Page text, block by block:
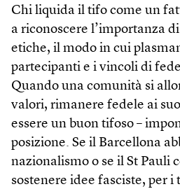
Chi liquida il tifo come un
a riconoscere l’importanza
etiche, il modo in cui
partecipanti e i vincoli di
Quando una comunità si
valori, rimanere fedele ai
essere un buon tifoso –
posizione. Se il Barcellona
nazionalismo o se il St Pauli
sostenere idee fasciste, per